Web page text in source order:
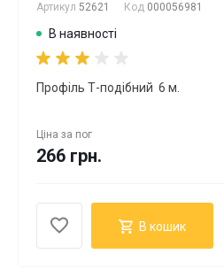
Артикул 52621 Код 000056981
В наявності
Профіль Т-подібний 6 м.
Ціна за пог
266 грн.
В кошик